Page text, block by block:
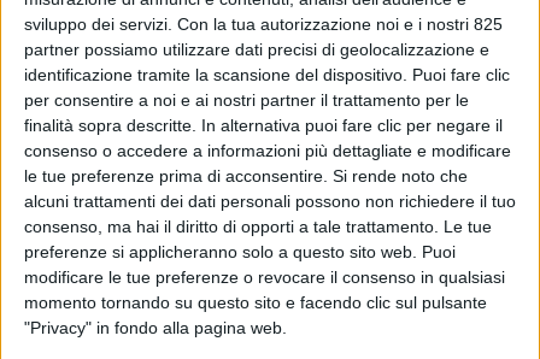
sviluppo dei servizi. Con la tua autorizzazione noi e i nostri 825
partner possiamo utilizzare dati precisi di geolocalizzazione e
identificazione tramite la scansione del dispositivo. Puoi fare clic
per consentire a noi e ai nostri partner il trattamento per le
finalità sopra descritte. In alternativa puoi fare clic per negare il
consenso o accedere a informazioni più dettagliate e modificare
le tue preferenze prima di acconsentire. Si rende noto che
alcuni trattamenti dei dati personali possono non richiedere il tuo
consenso, ma hai il diritto di opporti a tale trattamento. Le tue
preferenze si applicheranno solo a questo sito web. Puoi
modificare le tue preferenze o revocare il consenso in qualsiasi
momento tornando su questo sito e facendo clic sul pulsante
"Privacy" in fondo alla pagina web.
L’a.d. Anastassov ai dipendenti: “La soluzione
YARDS
15 LUGLIO 2026